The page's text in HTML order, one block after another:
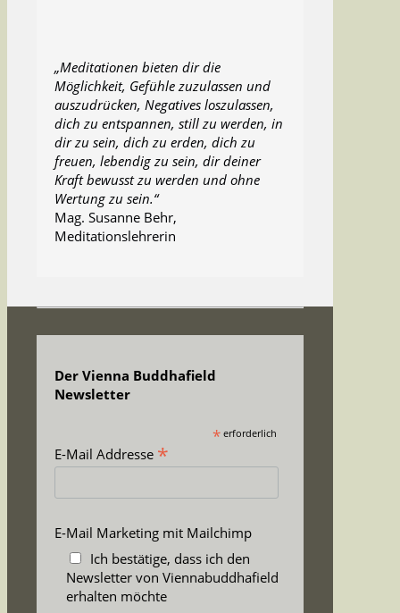
„Meditationen bieten dir die
Möglichkeit, Gefühle zuzulassen und
auszudrücken, Negatives loszulassen,
dich zu entspannen, still zu werden, in
dir zu sein, dich zu erden, dich zu
freuen, lebendig zu sein, dir deiner
Kraft bewusst zu werden und ohne
Wertung zu sein.“
Mag. Susanne Behr,
Meditationslehrerin
Der Vienna Buddhafield
Newsletter
*erforderlich
E-Mail Addresse *
E-Mail Marketing mit Mailchimp
Ich bestätige, dass ich den
Newsletter von Viennabuddhafield
erhalten möchte